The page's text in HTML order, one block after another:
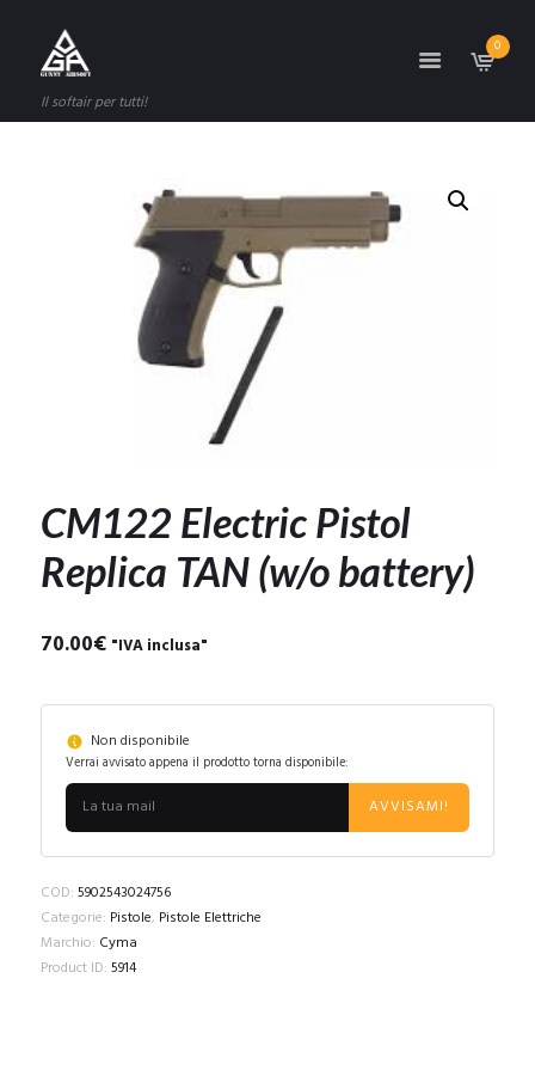
Il softair per tutti!
0
CM122 Electric Pistol
Replica TAN (w/o battery)
70.00€ "IVA inclusa"
Non disponibile
Verrai avvisato appena il prodotto torna disponibile:
AVVISAMI!
COD: 5902543024756
Categorie: Pistole, Pistole Elettriche
Marchio: Cyma
Product ID: 5914